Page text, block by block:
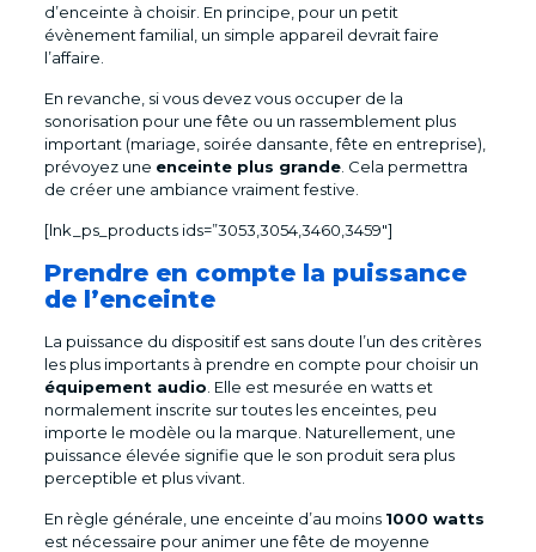
d’enceinte à choisir. En principe, pour un petit
évènement familial, un simple appareil devrait faire
l’affaire.
En revanche, si vous devez vous occuper de la
sonorisation pour une fête ou un rassemblement plus
important (mariage, soirée dansante, fête en entreprise),
prévoyez une enceinte plus grande. Cela permettra
de créer une ambiance vraiment festive.
[lnk_ps_products ids=”3053,3054,3460,3459″]
Prendre en compte la puissance
de l’enceinte
La puissance du dispositif est sans doute l’un des critères
les plus importants à prendre en compte pour choisir un
équipement audio . Elle est mesurée en watts et
normalement inscrite sur toutes les enceintes, peu
importe le modèle ou la marque. Naturellement, une
puissance élevée signifie que le son produit sera plus
perceptible et plus vivant.
En règle générale, une enceinte d’au moins 1000 watts
est nécessaire pour animer une fête de moyenne